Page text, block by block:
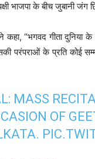
भाजपा के बीच जुबानी जंग
“भगवद गीता दुनिया
परंपराओं के प्रति कोई
MASS
OF